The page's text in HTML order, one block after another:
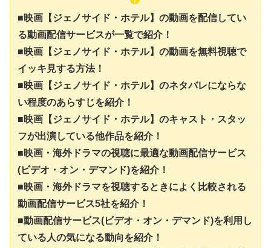
■映画【ジェノサイド・ホテル】の動画を配信してい
る動画配信サービスが一覧で紹介！
■映画【ジェノサイド・ホテル】の動画を無料視聴で
イッキ見する方法！
■映画【ジェノサイド・ホテル】のネタバレにならな
い程度のあらすじを紹介！
■映画【ジェノサイド・ホテル】のキャスト・スタッ
フが出演している他作品を紹介！
■映画・海外ドラマの視聴に最適な動画配信サービス
(ビデオ・オン・デマンド)を紹介！
■映画・海外ドラマを視聴するときによく比較される
動画配信サービス5社を紹介！
■動画配信サービス(ビデオ・オン・デマンド)を利用し
ている人の気になる動向を紹介！